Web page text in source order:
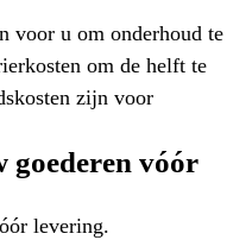
voor u om onderhoud te
om de helft te
zijn voor
goederen vóór
levering.